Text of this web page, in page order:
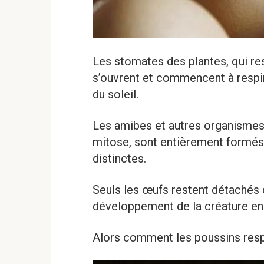
Les stomates des plantes, qui
s’ouvrent et commencent à
du soleil.
Les amibes et autres
mitose, sont entièrement
distinctes.
Seuls les œufs restent
développement de la créature
Alors comment les poussins